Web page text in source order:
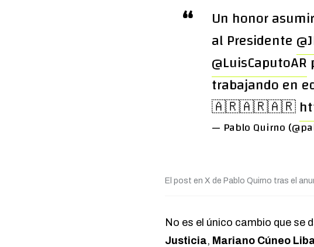
Un honor
al Presidente
@LuisCaputoAR
trabajando en
🇦🇷🇦🇷🇦🇷
— Pablo Quirno
El post en X de Pablo Quirno tras el
No es el único cambio que se
Justicia, Mariano Cúneo